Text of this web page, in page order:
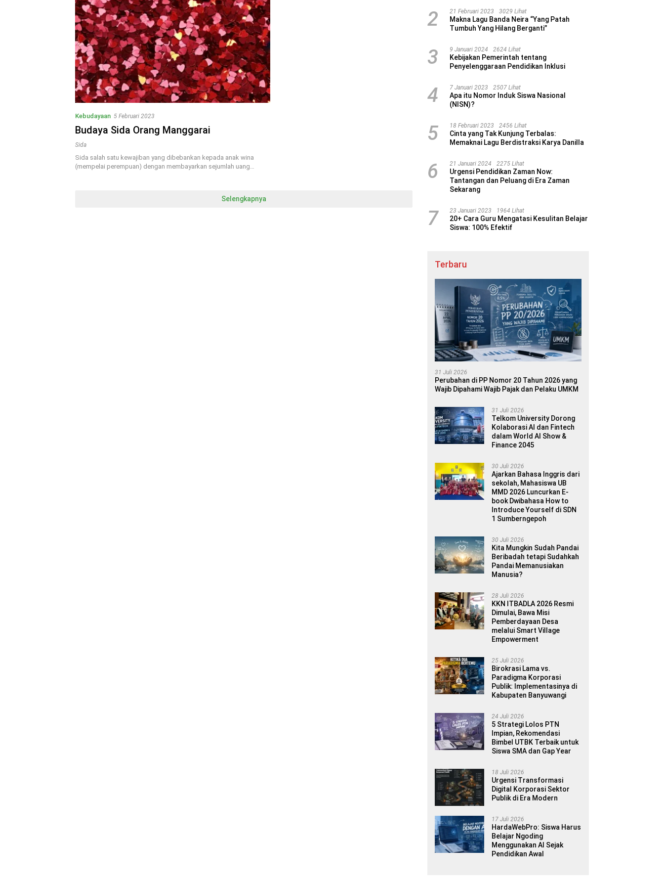
Kebudayaan 5 Februari 2023
Budaya Sida Orang Manggarai
Sida
Sida salah satu kewajiban yang dibebankan kepada anak wina
(mempelai perempuan) dengan membayarkan sejumlah uang…
Selengkapnya
2 21 Februari 2023 3029 Lihat
Makna Lagu Banda Neira “Yang Patah
Tumbuh Yang Hilang Berganti”
3 9 Januari 2024 2624 Lihat
Kebijakan Pemerintah tentang
Penyelenggaraan Pendidikan Inklusi
4 7 Januari 2023 2507 Lihat
Apa itu Nomor Induk Siswa Nasional
(NISN)?
5 18 Februari 2023 2456 Lihat
Cinta yang Tak Kunjung Terbalas:
Memaknai Lagu Berdistraksi Karya Danilla
6 21 Januari 2024 2275 Lihat
Urgensi Pendidikan Zaman Now:
Tantangan dan Peluang di Era Zaman
Sekarang
7 23 Januari 2023 1964 Lihat
20+ Cara Guru Mengatasi Kesulitan Belajar
Siswa: 100% Efektif
Terbaru
31 Juli 2026
Perubahan di PP Nomor 20 Tahun 2026 yang
Wajib Dipahami Wajib Pajak dan Pelaku UMKM
31 Juli 2026
Telkom University Dorong
Kolaborasi AI dan Fintech
dalam World AI Show &
Finance 2045
30 Juli 2026
Ajarkan Bahasa Inggris dari
sekolah, Mahasiswa UB
MMD 2026 Luncurkan E-
book Dwibahasa How to
Introduce Yourself di SDN
1 Sumberngepoh
30 Juli 2026
Kita Mungkin Sudah Pandai
Beribadah tetapi Sudahkah
Pandai Memanusiakan
Manusia?
28 Juli 2026
KKN ITBADLA 2026 Resmi
Dimulai, Bawa Misi
Pemberdayaan Desa
melalui Smart Village
Empowerment
25 Juli 2026
Birokrasi Lama vs.
Paradigma Korporasi
Publik: Implementasinya di
Kabupaten Banyuwangi
24 Juli 2026
5 Strategi Lolos PTN
Impian, Rekomendasi
Bimbel UTBK Terbaik untuk
Siswa SMA dan Gap Year
18 Juli 2026
Urgensi Transformasi
Digital Korporasi Sektor
Publik di Era Modern
17 Juli 2026
HardaWebPro: Siswa Harus
Belajar Ngoding
Menggunakan AI Sejak
Pendidikan Awal